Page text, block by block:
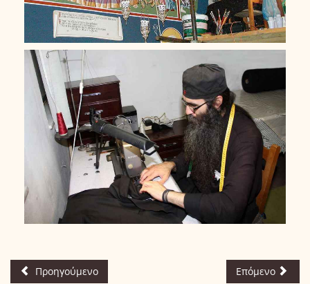
Προηγούμενο Επόμενο